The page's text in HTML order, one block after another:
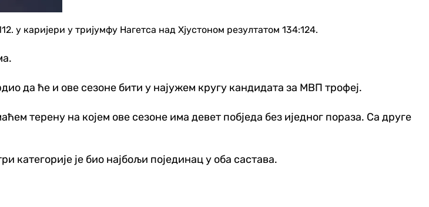
каријери у тријумфу Нагетса над Хјустоном резултатом 134:124.
да ће и ове сезоне бити у најужем кругу кандидата за МВП трофеј.
терену на којем ове сезоне има девет побједа без иједног пораза. Са друге
категорије је био најбољи појединац у оба састава.